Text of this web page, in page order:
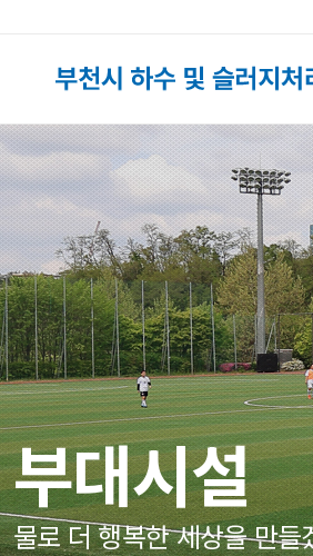
부대시설
물로 더 행복한 세상을 만들